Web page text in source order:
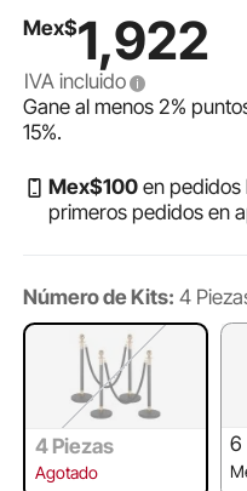
Mex$1,922
IVA incluido
Gane al menos2%
15%.
Mex$100 en pedidos
primeros pedidos en
Número de Kits: 4
4 Piezas
Agotado
6
a